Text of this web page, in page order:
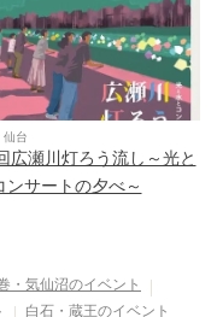
仙台
広瀬川灯ろう流し～光と
ンサートの夕べ～
・気仙沼のイベント
白石・蔵王のイベント